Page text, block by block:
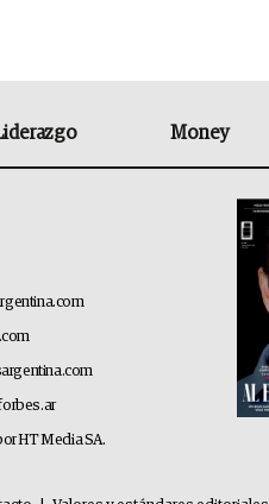
Money
HT Media SA.